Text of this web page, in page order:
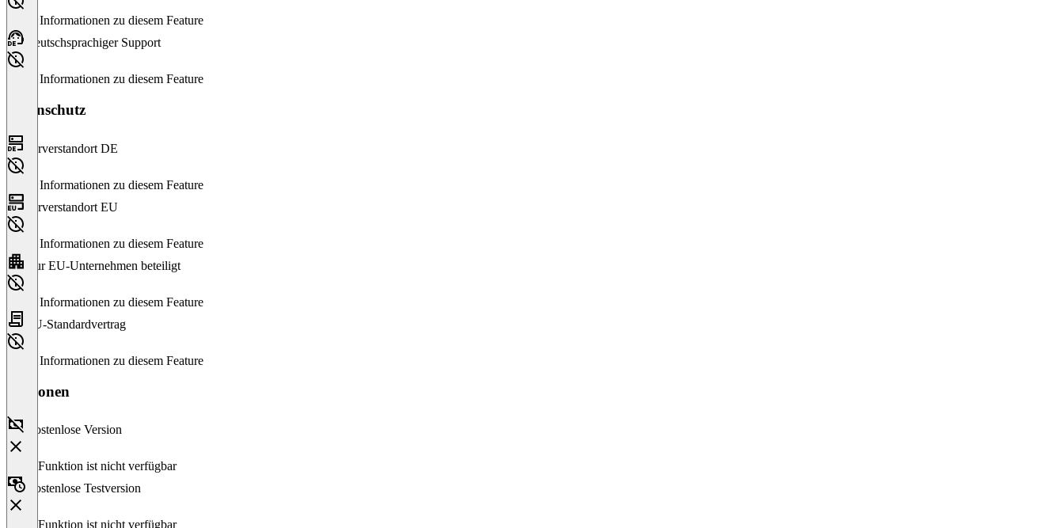
Keine Informationen zu diesem Feature
Deutschsprachiger Support
Keine Informationen zu diesem Feature
Datenschutz
Serverstandort DE
Keine Informationen zu diesem Feature
Serverstandort EU
Keine Informationen zu diesem Feature
Nur EU-Unternehmen beteiligt
Keine Informationen zu diesem Feature
EU-Standardvertrag
Keine Informationen zu diesem Feature
Versionen
Kostenlose Version
Diese Funktion ist nicht verfügbar
Kostenlose Testversion
Diese Funktion ist nicht verfügbar